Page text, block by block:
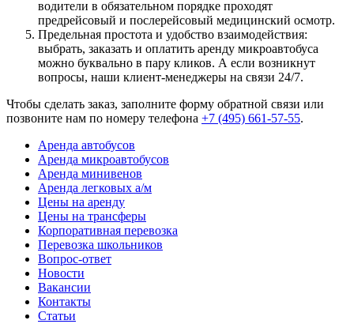
водители в обязательном порядке проходят
предрейсовый и послерейсовый медицинский осмотр.
Предельная простота и удобство взаимодействия:
выбрать, заказать и оплатить аренду микроавтобуса
можно буквально в пару кликов. А если возникнут
вопросы, наши клиент-менеджеры на связи 24/7.
Чтобы сделать заказ, заполните форму обратной связи или
позвоните нам по номеру телефона +7 (495) 661-57-55.
Аренда автобусов
Аренда микроавтобусов
Аренда минивенов
Аренда легковых а/м
Цены на аренду
Цены на трансферы
Корпоративная перевозка
Перевозка школьников
Вопрос-ответ
Новости
Вакансии
Контакты
Статьи